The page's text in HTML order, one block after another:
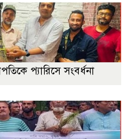
প্যারিসে সংবর্ধনা